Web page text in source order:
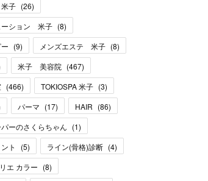
子 (26)
ーション 米子 (8)
(9) メンズエステ 米子 (8)
米子 美容院 (467)
(466) TOKIOSPA 米子 (3)
パーマ (17) HAIR (86)
ーのさくらちゃん (1)
ト
(5) ライン(骨格)診断 (4)
エ カラー (8)